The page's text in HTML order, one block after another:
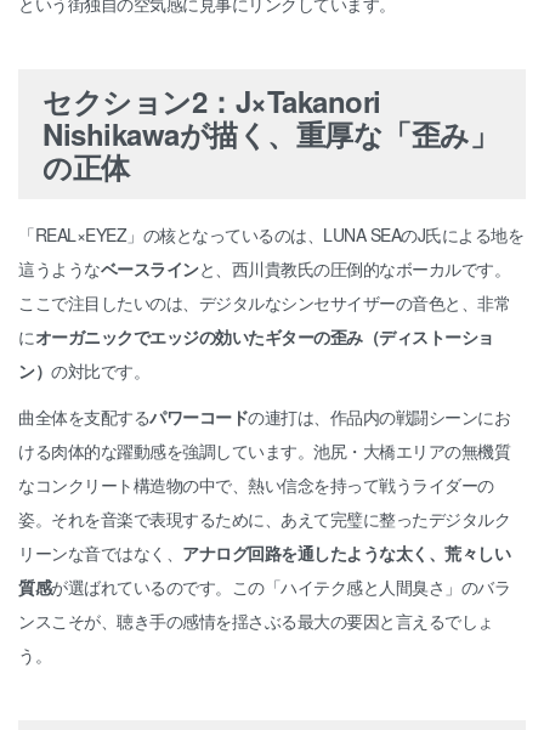
セクション2：J×Takanori
Nishikawaが描く、重厚な「歪み」
の正体
「REAL×EYEZ」の核となっているのは、LUNA SEAのJ氏による地を
這うようなベースラインと、西川貴教氏の圧倒的なボーカルです。
ここで注目したいのは、デジタルなシンセサイザーの音色と、非常
にオーガニックでエッジの効いたギターの歪み（ディストーショ
ン） の対比です。
曲全体を支配するパワーコードの連打は、作品内の戦闘シーンにお
ける肉体的な躍動感を強調しています。池尻・大橋エリアの無機質
なコンクリート構造物の中で、熱い信念を持って戦うライダーの
姿。それを音楽で表現するために、あえて完璧に整ったデジタルク
リーンな音ではなく、 アナログ回路を通したような太く、荒々しい
質感が選ばれているのです。この「ハイテク感と人間臭さ」のバラ
ンスこそが、聴き手の感情を揺さぶる最大の要因と言えるでしょ
う。